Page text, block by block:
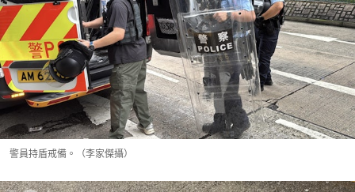
警員持盾戒備。（李家傑攝）